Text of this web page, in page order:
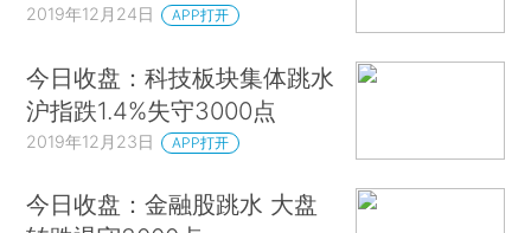
2019年12月24日 APP打开
今日收盘：科技板块集体跳水
沪指跌1.4%失守3000点
2019年12月23日 APP打开
今日收盘：金融股跳水 大盘